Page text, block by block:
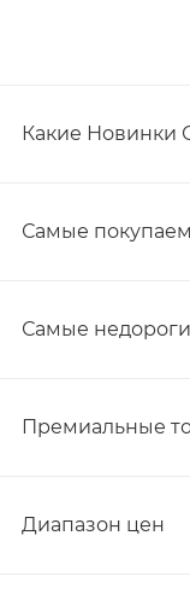
Какие Новинки
Самые
Самые
Премиальные
Диапазон цен